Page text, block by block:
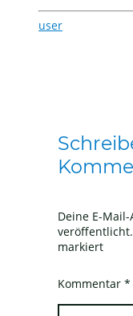
user
Deine E-
veröffentlicht.
markiert
Kommentar *